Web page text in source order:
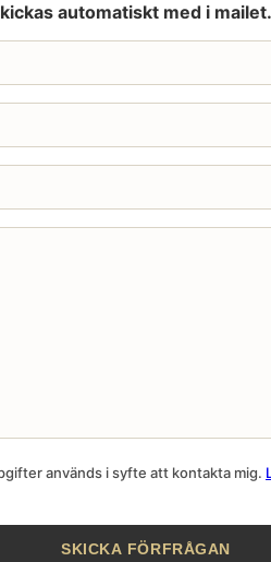
automatiskt med i mailet.
används i syfte att kontakta mig.